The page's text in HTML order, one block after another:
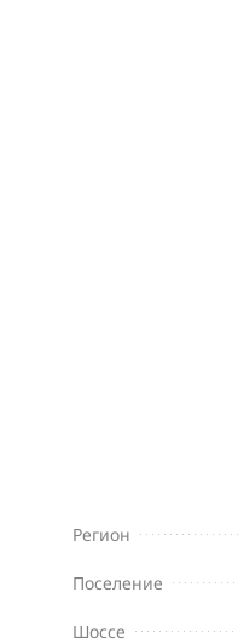
Регион
Поселение
Шоссе